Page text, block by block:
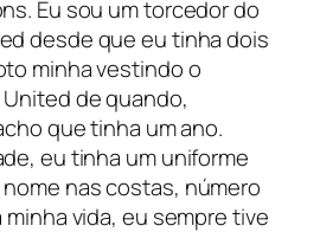
Eu sou um torcedor do
desde que eu tinha dois
minha vestindo o
de quando,
que tinha um ano.
eu tinha um uniforme
nas costas, número
vida, eu sempre tive